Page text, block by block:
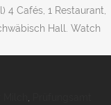
4 Cafés, 1 Restaurant,
Hall. Watch